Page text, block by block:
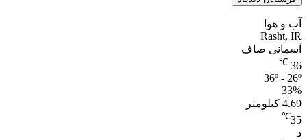
آب و هوا
Rasht, IR
آسمانی صاف
36
℃
36º - 26º
33%
4.69 کیلومتر
35
℃
د